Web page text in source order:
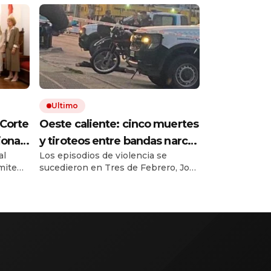
$
Ultimo
Oeste caliente: cinco muertes
y tiroteos entre bandas narcos
en las últimas semanas
Los episodios de violencia se
sucedieron en Tres de Febrero, José
crece la pelea por el control del